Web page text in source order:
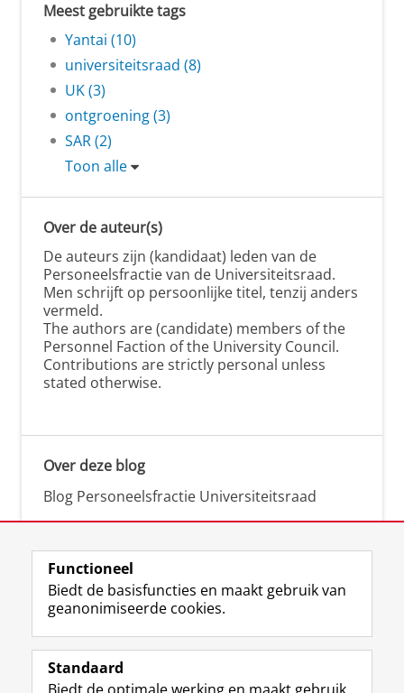
Meest gebruikte tags
Yantai (10)
universiteitsraad (8)
UK (3)
ontgroening (3)
SAR (2)
Toon alle
Over de auteur(s)
De auteurs zijn (kandidaat) leden van de
Personeelsfractie van de Universiteitsraad.
Men schrijft op persoonlijke titel, tenzij anders
vermeld.
The authors are (candidate) members of the
Personnel Faction of the University Council.
Contributions are strictly personal unless
stated otherwise.
Over deze blog
Blog Personeelsfractie Universiteitsraad
Volg de RUG
F
a
L
i
R
S
I
n
Y
o
Functioneel
Biedt de basisfuncties en maakt gebruik van
geanonimiseerde cookies.
Standaard